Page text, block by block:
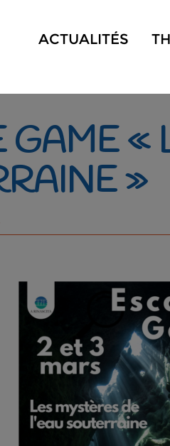
ACTUALITÉS
GAME «
»